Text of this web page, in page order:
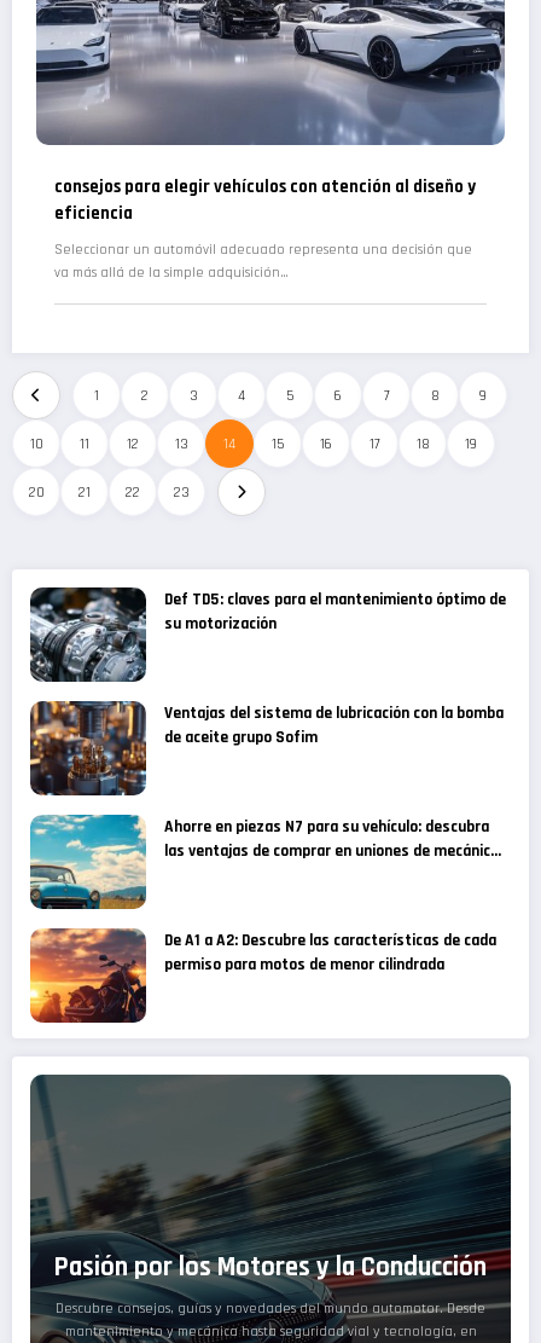
consejos para elegir vehículos con atención al diseño y
eficiencia
Seleccionar un automóvil adecuado representa una decisión que
va más allá de la simple adquisición…
1 2 3 4 5 6 7 8 9
10 11 12 13 14 15 16 17 18 19
20 21 22 23
Def TD5: claves para el mantenimiento óptimo de
su motorización
Ventajas del sistema de lubricación con la bomba
de aceite grupo Sofim
Ahorre en piezas N7 para su vehículo: descubra
las ventajas de comprar en uniones de mecánicos
De A1 a A2: Descubre las características de cada
permiso para motos de menor cilindrada
Pasión por los Motores y la Conducción
Descubre consejos, guías y novedades del mundo automotor. Desde
mantenimiento y mecánica hasta seguridad vial y tecnología, en